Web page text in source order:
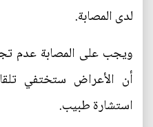
لدى المصابة.
ويجب على المصابة عدم
أن الأعراض ستختفي
استشارة طبيب.